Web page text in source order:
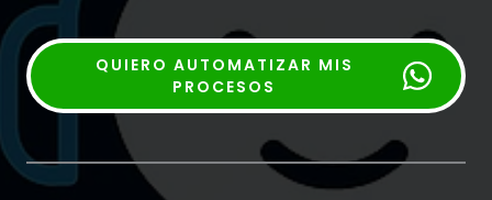
QUIERO AUTOMATIZAR MIS
PROCESOS